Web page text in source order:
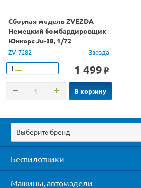
Сборная модель ZVEZDA
Немецкий бомбардировщик
Юнкерс Ju-88, 1/72
ZV-7282 Звезда
Т 1 499 o
В корзину
Выберите бренд
Беспилотники
Машины, автомодели